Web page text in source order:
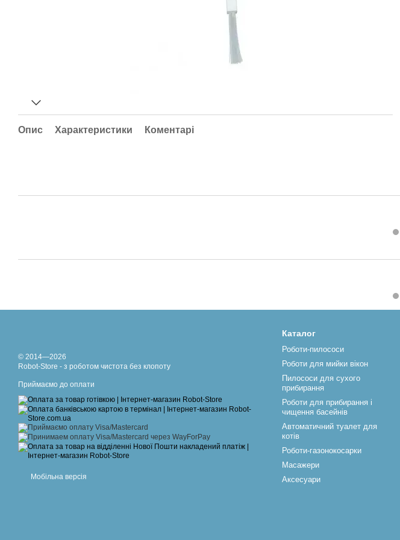
Опис Характеристики Коментарі
© 2014—2026
Robot-Store - з роботом чистота без клопоту
Приймаємо до оплати
Мобільна версія
Каталог
Роботи-пилососи
Роботи для мийки вікон
Пилососи для сухого
прибирання
Роботи для прибирання і
чищення басейнів
Автоматичний туалет для
котів
Роботи-газонокосарки
Масажери
Аксесуари